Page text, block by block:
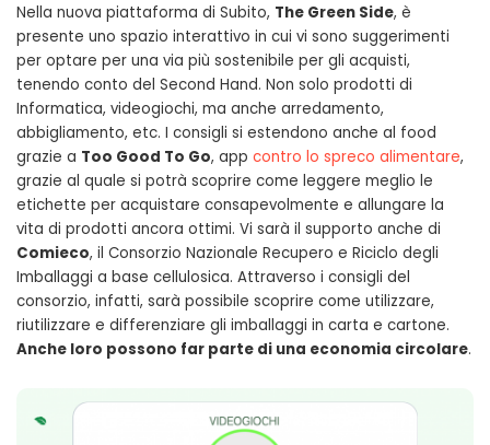
Nella nuova piattaforma di Subito, The Green Side, è
presente uno spazio interattivo in cui vi sono suggerimenti
per optare per una via più sostenibile per gli acquisti,
tenendo conto del Second Hand. Non solo prodotti di
Informatica, videogiochi, ma anche arredamento,
abbigliamento, etc. I consigli si estendono anche al food
grazie a Too Good To Go, app contro lo spreco alimentare,
grazie al quale si potrà scoprire come leggere meglio le
etichette per acquistare consapevolmente e allungare la
vita di prodotti ancora ottimi. Vi sarà il supporto anche di
Comieco, il Consorzio Nazionale Recupero e Riciclo degli
Imballaggi a base cellulosica. Attraverso i consigli del
consorzio, infatti, sarà possibile scoprire come utilizzare,
riutilizzare e differenziare gli imballaggi in carta e cartone.
Anche loro possono far parte di una economia circolare.